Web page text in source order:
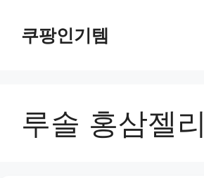
쿠팡인기템
루솔 홍삼젤리